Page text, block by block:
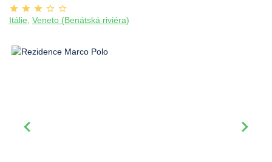
Itálie, Veneto (Benátská riviéra)